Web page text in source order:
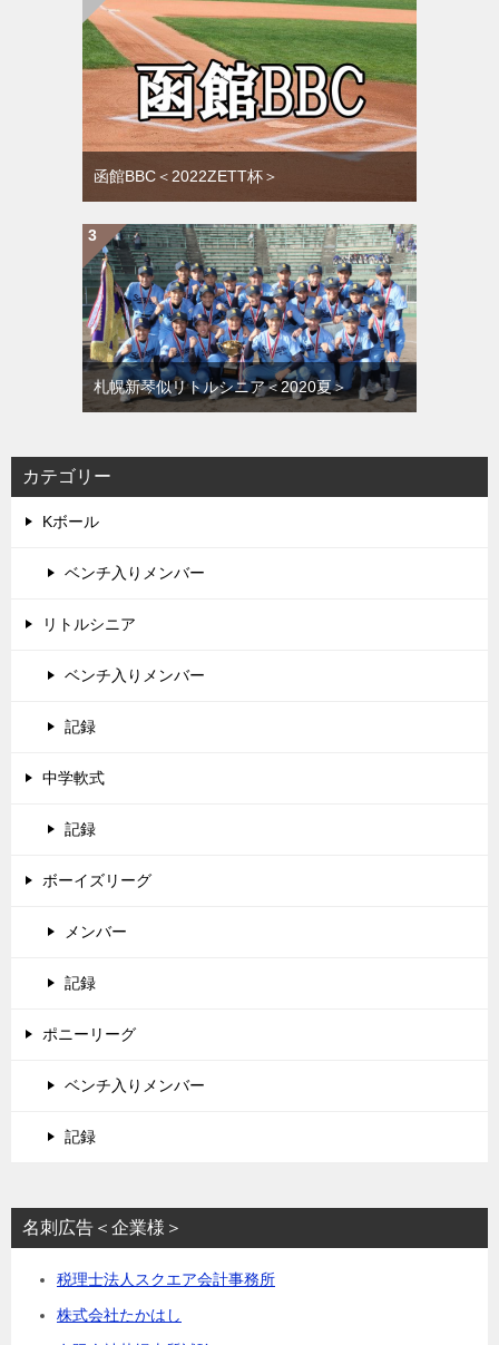
函館BBC＜2022ZETT杯＞
札幌新琴似リトルシニア＜2020夏＞
カテゴリー
Kボール
ベンチ入りメンバー
リトルシニア
ベンチ入りメンバー
記録
中学軟式
記録
ボーイズリーグ
メンバー
記録
ポニーリーグ
ベンチ入りメンバー
記録
名刺広告＜企業様＞
税理士法人スクエア会計事務所
株式会社たかはし